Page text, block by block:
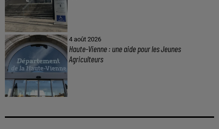
4 août 2026
Haute-Vienne : une aide pour les Jeunes
Agriculteurs